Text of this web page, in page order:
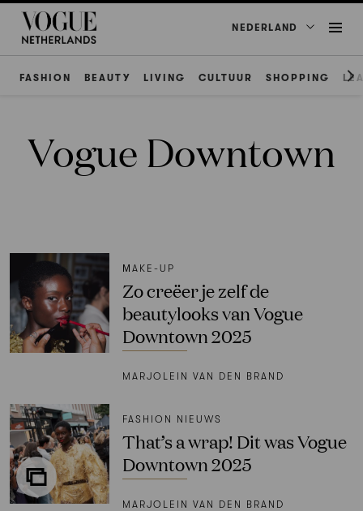
NEDERLAND
FASHION BEAUTY LIVING CULTUUR SHOPPING
Vogue Downtown
ΜAKE-UP
Zo creëer je zelf de
beautylooks van Vogue
Downtown 2025
MARJOLEIN VAN DEN BRAND
FASHION NIEUWS
That’s a wrap! Dit was Vogue
Downtown 2025
MARJOLEIN VAN DEN BRAND